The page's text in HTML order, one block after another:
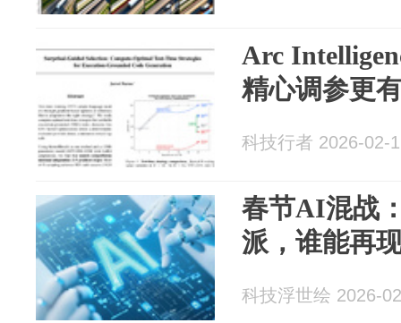
Arc
精心调参更
科技行者 2026-02-
春节AI混战
派，谁能再
科技浮世绘 2026-